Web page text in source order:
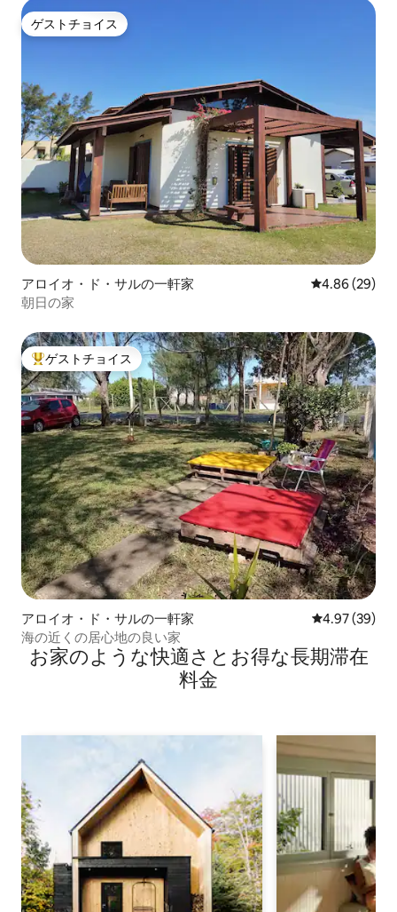
ゲストチョイス
ゲストチョイス
アロイオ・ド・サルの一軒家 レビュー29
4.86 (29)
朝日の家
大好評のゲストチョイスです。
ゲストチョイス
アロイオ・ド・サルの一軒家 レビュー39
4.97 (39)
海の近くの居心地の良い家
お家のような快⁠適⁠さ⁠とお⁠得⁠な長⁠期⁠滞⁠在
料⁠金